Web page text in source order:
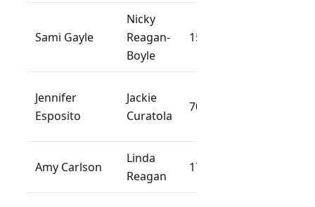
Sami Gayle
Nicky
Reagan-
Boyle
150+
Jennifer
Esposito
Jackie
Curatola
70
Amy Carlson
Linda
Reagan
170